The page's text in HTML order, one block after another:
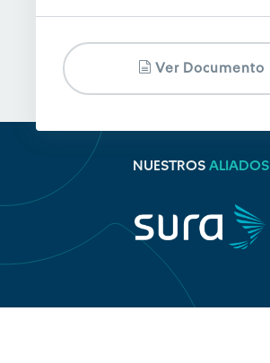
Ver Documento
NUESTROS ALIADOS